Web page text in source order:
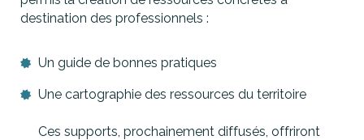
destination des professionnels :
Un guide de bonnes pratiques
Une cartographie des ressources du territoire
Ces supports, prochainement diffusés, offriront